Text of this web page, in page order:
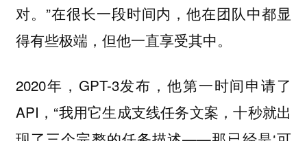
对。”在很长一段时间内，他在团队中都显
得有些极端，但他一直享受其中。
2020年，GPT-3发布，他第一时间申请了
API，“我用它生成支线任务文案，十秒就出